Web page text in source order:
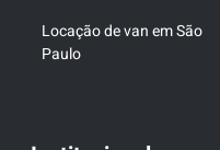
Locação de van em São
Paulo